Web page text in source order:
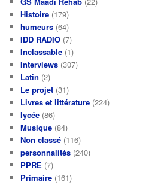
Histoire (179)
humeurs (64)
IDD RADIO (7)
Inclassable (1)
Interviews (307)
Latin (2)
Le projet (31)
Livres et littérature (224)
lycée (86)
Musique (84)
Non classé (116)
personnalités (240)
PPRE (7)
Primaire (161)